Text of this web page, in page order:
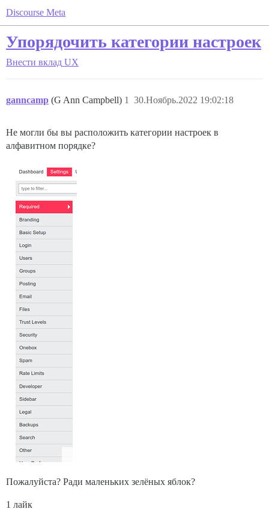
Discourse Meta
Упорядочить категории настроек
Внести вклад UX
ganncamp (G Ann Campbell) 30.Ноябрь.2022 19:02:18
1
Не могли бы вы расположить категории настроек в
алфавитном порядке?
Пожалуйста? Ради маленьких зелёных яблок?
1 лайк